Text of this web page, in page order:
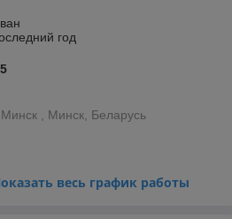
год
, Минск, Беларусь
весь график работы